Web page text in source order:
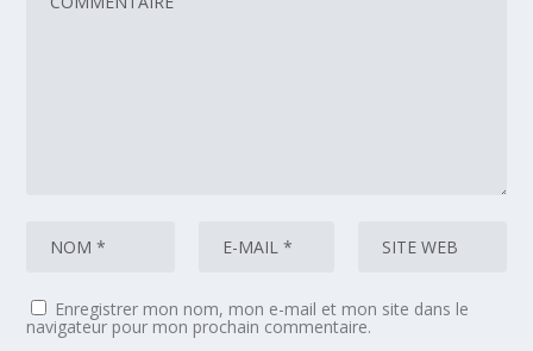
Enregistrer mon nom, mon e-mail et mon site dans le
navigateur pour mon prochain commentaire.